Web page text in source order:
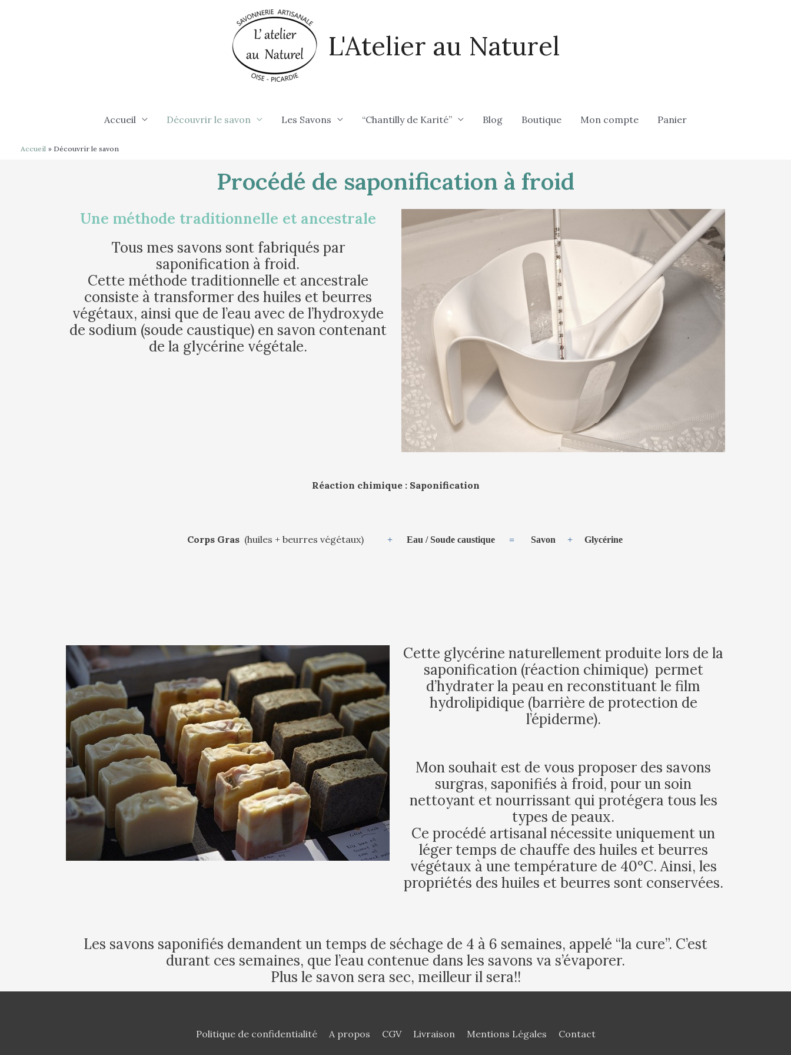
L'Atelier au Naturel
Accueil Découvrir le savon Les Savons “Chantilly de Karité” Blog Boutique Mon compte Panier
Accueil Découvrir le savon
Procédé de saponification à froid
Une méthode traditionnelle et ancestrale
Tous mes savons sont fabriqués par
saponification à froid.
Cette méthode traditionnelle et ancestrale
consiste à transformer des huiles et beurres
végétaux, ainsi que de l’eau avec de l’hydroxyde
de sodium (soude caustique) en savon contenant
de la glycérine végétale.
Réaction chimique : Saponification
Corps Gras (huiles + beurres végétaux) + Eau / Soude caustique = Savon + Glycérine
Cette glycérine naturellement produite lors de la
saponification (réaction chimique) permet
d’hydrater la peau en reconstituant le film
hydrolipidique (barrière de protection de
l’épiderme).
Mon souhait est de vous proposer des savons
surgras, saponifiés à froid, pour un soin
nettoyant et nourrissant qui protégera tous les
types de peaux.
Ce procédé artisanal nécessite uniquement un
léger temps de chauffe des huiles et beurres
végétaux à une température de 40°C. Ainsi, les
propriétés des huiles et beurres sont conservées.
Les savons saponifiés demandent un temps de séchage de 4 à 6 semaines, appelé “la cure”. C’est
durant ces semaines, que l’eau contenue dans les savons va s’évaporer.
Plus le savon sera sec, meilleur il sera!!
Politique de confidentialité A propos CGV Livraison Mentions Légales Contact